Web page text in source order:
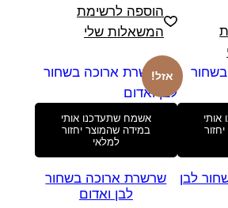
הוספה לרשימת
המשאלות שלי
לבן
אזל!
אשמח שתעדכנו אותי
במידה שהמוצר יחזור
למלאי
שרשרת ארוכה בשחור
לבן ואדום